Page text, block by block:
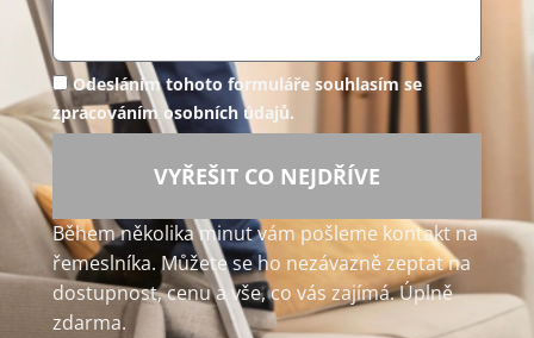
Odesláním tohoto formuláře souhlasím se
zpracováním osobních údajů.
VYŘEŠIT CO NEJDŘÍVE
Během několika minut vám pošleme kontakt na
řemeslníka. Můžete se ho nezávazně zeptat na
dostupnost, cenu a vše, co vás zajímá. Úplně
zdarma.